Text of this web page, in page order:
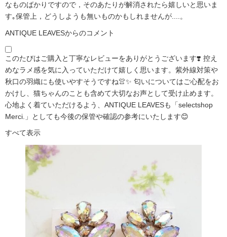
なものばかりですので，そのあたりが解消されたら嬉しいと思いま
す｡保管上，どうしようも無いものかもしれませんが....。
ANTIQUE LEAVESからのコメント
このたびはご購入と丁寧なレビューをありがとうございます❣️ 控え
めなラメ感を気に入っていただけて嬉しく思います。紫外線対策や
秋口の羽織にも使いやすそうですね👚✨ 匂いについてはご心配をお
かけし、猫ちゃんのことも含めて大切なお声として受け止めます。
心地よく着ていただけるよう、ANTIQUE LEAVESも「selectshop
Merci.」としても今後の保管や確認の参考にいたします😊
すべて表示